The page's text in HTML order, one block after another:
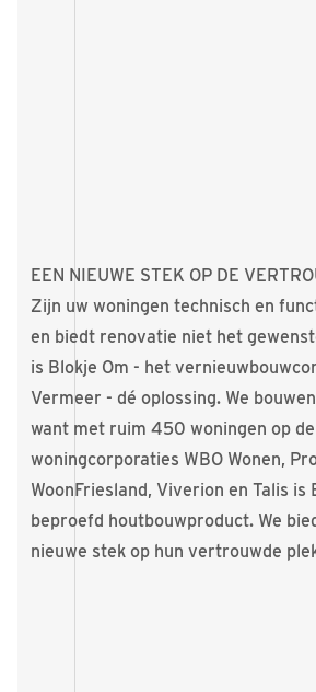
EEN NIEUWE STEK OP DE
Zijn uw woningen technisch en
en biedt renovatie niet het
is Blokje Om - het
Vermeer - dé oplossing. We
want met ruim 450 woningen op
woningcorporaties WBO Wonen,
WoonFriesland, Viverion en Talis is
beproefd houtbouwproduct. We
nieuwe stek op hun vertrouwde